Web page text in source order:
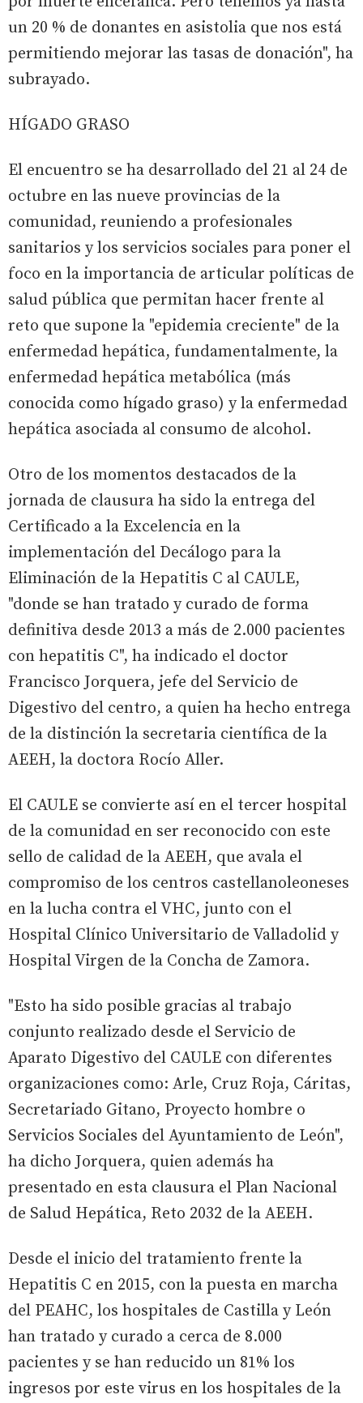
un 20 % de donantes en asistolia que nos está
permitiendo mejorar las tasas de donación", ha
subrayado.
HÍGADO GRASO
El encuentro se ha desarrollado del 21 al 24 de
octubre en las nueve provincias de la
comunidad, reuniendo a profesionales
sanitarios y los servicios sociales para poner el
foco en la importancia de articular políticas de
salud pública que permitan hacer frente al
reto que supone la "epidemia creciente" de la
enfermedad hepática, fundamentalmente, la
enfermedad hepática metabólica (más
conocida como hígado graso) y la enfermedad
hepática asociada al consumo de alcohol.
Otro de los momentos destacados de la
jornada de clausura ha sido la entrega del
Certificado a la Excelencia en la
implementación del Decálogo para la
Eliminación de la Hepatitis C al CAULE,
"donde se han tratado y curado de forma
definitiva desde 2013 a más de 2.000 pacientes
con hepatitis C", ha indicado el doctor
Francisco Jorquera, jefe del Servicio de
Digestivo del centro, a quien ha hecho entrega
de la distinción la secretaria científica de la
AEEH, la doctora Rocío Aller.
El CAULE se convierte así en el tercer hospital
de la comunidad en ser reconocido con este
sello de calidad de la AEEH, que avala el
compromiso de los centros castellanoleoneses
en la lucha contra el VHC, junto con el
Hospital Clínico Universitario de Valladolid y
Hospital Virgen de la Concha de Zamora.
"Esto ha sido posible gracias al trabajo
conjunto realizado desde el Servicio de
Aparato Digestivo del CAULE con diferentes
organizaciones como: Arle, Cruz Roja, Cáritas,
Secretariado Gitano, Proyecto hombre o
Servicios Sociales del Ayuntamiento de León",
ha dicho Jorquera, quien además ha
presentado en esta clausura el Plan Nacional
de Salud Hepática, Reto 2032 de la AEEH.
Desde el inicio del tratamiento frente la
Hepatitis C en 2015, con la puesta en marcha
del PEAHC, los hospitales de Castilla y León
han tratado y curado a cerca de 8.000
pacientes y se han reducido un 81% los
ingresos por este virus en los hospitales de la